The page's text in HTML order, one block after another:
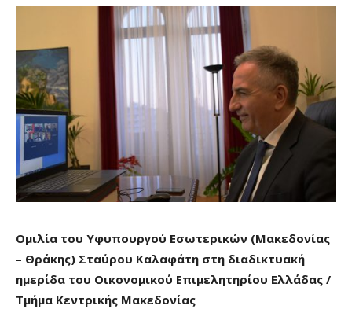
Ομιλία του Υφυπουργού Εσωτερικών (Μακεδονίας
– Θράκης) Σταύρου Καλαφάτη στη διαδικτυακή
ημερίδα του Οικονομικού Επιμελητηρίου Ελλάδας /
Τμήμα Κεντρικής Μακεδονίας